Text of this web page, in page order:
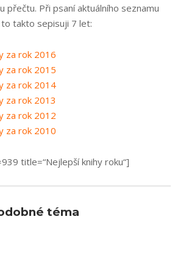
přečtu. Při psaní aktuálního seznamu
takto sepisuji 7 let:
za rok 2016
za rok 2015
za rok 2014
za rok 2013
za rok 2012
za rok 2010
title=“Nejlepší knihy roku“]
téma